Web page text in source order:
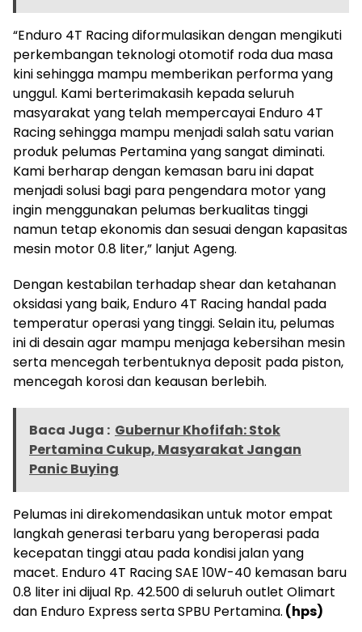
“Enduro 4T Racing diformulasikan dengan mengikuti
perkembangan teknologi otomotif roda dua masa
kini sehingga mampu memberikan performa yang
unggul. Kami berterimakasih kepada seluruh
masyarakat yang telah mempercayai Enduro 4T
Racing sehingga mampu menjadi salah satu varian
produk pelumas Pertamina yang sangat diminati.
Kami berharap dengan kemasan baru ini dapat
menjadi solusi bagi para pengendara motor yang
ingin menggunakan pelumas berkualitas tinggi
namun tetap ekonomis dan sesuai dengan kapasitas
mesin motor 0.8 liter,” lanjut Ageng.
Dengan kestabilan terhadap shear dan ketahanan
oksidasi yang baik, Enduro 4T Racing handal pada
temperatur operasi yang tinggi. Selain itu, pelumas
ini di desain agar mampu menjaga kebersihan mesin
serta mencegah terbentuknya deposit pada piston,
mencegah korosi dan keausan berlebih.
Baca Juga : Gubernur Khofifah: Stok
Pertamina Cukup, Masyarakat Jangan
Panic Buying
Pelumas ini direkomendasikan untuk motor empat
langkah generasi terbaru yang beroperasi pada
kecepatan tinggi atau pada kondisi jalan yang
macet. Enduro 4T Racing SAE 10W-40 kemasan baru
0.8 liter ini dijual Rp. 42.500 di seluruh outlet Olimart
dan Enduro Express serta SPBU Pertamina. (hps)